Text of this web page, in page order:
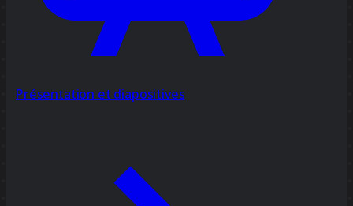
Présentation et diapositives